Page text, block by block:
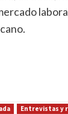
Entrevistas y